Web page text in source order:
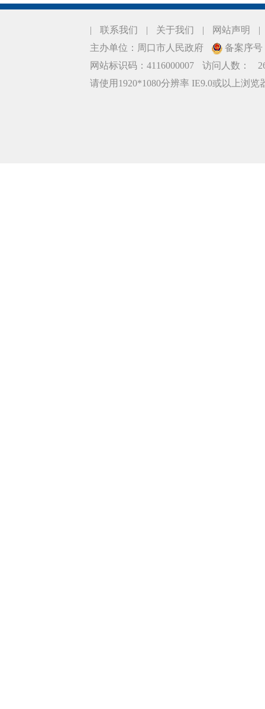
| 联系我们 | 关于我们 | 网站声明
|
主办单位：周口市人民政府
备案序号
网站标识码：4116000007
访问人数：
请使用1920*1080分辨率 IE9.0或以上浏览